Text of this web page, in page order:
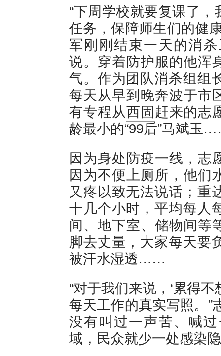
“下周学校就要复课了
任务，保障师生们的健
军刚刚结束一天的消
说。穿着防护服的他浑
气。作为团队消杀组组
每天从早到晚奔波于市
有专程从西固赶来的志
龄最小的“99后”马斌玉
因为身处防疫一线，志
因为不便上厕所，他们
又疼以致无法说话；重
十几个小时，平均每人
间、地下室、储物间等
脚去丈量，大家每天要
被汗水湿透……
“对于我们来说，‘累得
每天工作的真实写照。”
没有叫过一声苦、喊
域，民众就少一处感染